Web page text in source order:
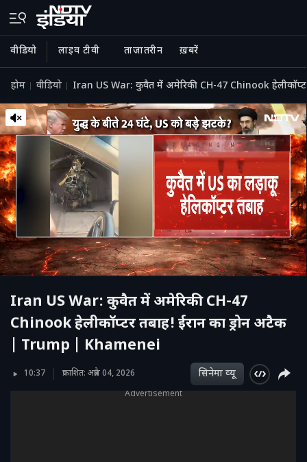
वीडियो लाइव टीवी ताज़ातरीन ख़बरें
होम वीडियो Iran US War: कुवैत में अमेरिकी CH-47 Chinook
Iran US War: कुवैत में अमेरिकी CH-47
Chinook हेलीकॉप्टर तबाह! ईरान का ड्रोन अटैक
| Trump | Khamenei
10:37 प्रकाशित: अप्रैल 04, 2026 सिनेमा व्‍यू
Advertisement